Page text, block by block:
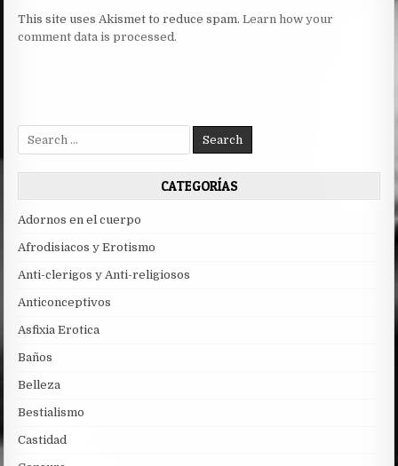
This site uses Akismet to reduce spam.Learn how your
comment data is processed.
Search
for:
CATEGORÍAS
Adornos en el cuerpo
Afrodisiacos y Erotismo
Anti-clerigos y Anti-religiosos
Anticonceptivos
Asfixia Erotica
Baños
Belleza
Bestialismo
Castidad